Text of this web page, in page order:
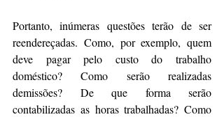
Portanto, inúmeras questões terão de ser
reendereçadas. Como, por exemplo, quem
deve pagar pelo custo do trabalho
doméstico? Como serão realizadas
demissões? De que forma serão
contabilizadas as horas trabalhadas? Como